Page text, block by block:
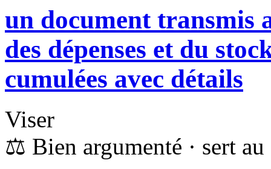
un document transmis
des dépenses et du
cumulées avec détails
Viser
⚖️ Bien argumenté · sert